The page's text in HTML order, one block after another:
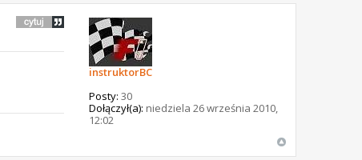
instruktorBC
Posty: 30
Dołączył(a): niedziela 26 września 2010,
12:02